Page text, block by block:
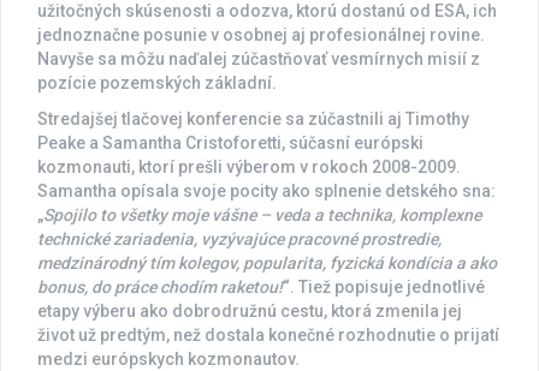
užitočných skúsenosti a odozva, ktorú dostanú od ESA, ich
jednoznačne posunie v osobnej aj profesionálnej rovine.
Navyše sa môžu naďalej zúčastňovať vesmírnych misií z
pozície pozemských základní.
Stredajšej tlačovej konferencie sa zúčastnili aj Timothy
Peake a Samantha Cristoforetti, súčasní európski
kozmonauti, ktorí prešli výberom v rokoch 2008-2009.
Samantha opísala svoje pocity ako splnenie detského sna:
„Spojilo to všetky moje vášne – veda a technika, komplexne
technické zariadenia, vyzývajúce pracovné prostredie,
medzinárodný tím kolegov, popularita, fyzická kondícia a ako
bonus, do práce chodím raketou!“. Tiež popisuje jednotlivé
etapy výberu ako dobrodružnú cestu, ktorá zmenila jej
život už predtým, než dostala konečné rozhodnutie o prijatí
medzi európskych kozmonautov.